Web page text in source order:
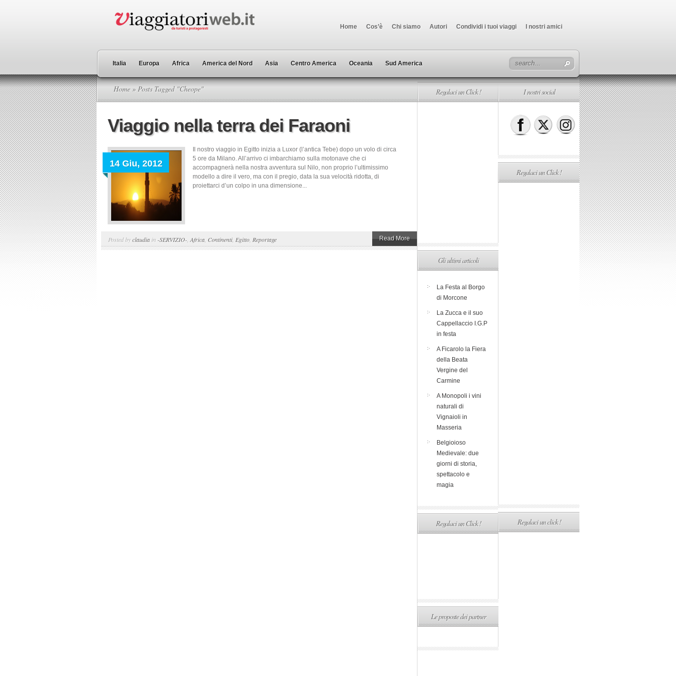
Home Cos’è Chi siamo Autori Condividi i tuoi viaggi I nostri amici
Italia Europa Africa America del Nord Asia Centro America Oceania Sud America
Home » Posts Tagged "Cheope"
Viaggio nella terra dei Faraoni
14 Giu, 2012
Il nostro viaggio in Egitto inizia a Luxor (l’antica Tebe) dopo un volo di circa
5 ore da Milano. All’arrivo ci imbarchiamo sulla motonave che ci
accompagnerà nella nostra avventura sul Nilo, non proprio l’ultimissimo
modello a dire il vero, ma con il pregio, data la sua velocità ridotta, di
proiettarci d’un colpo in una dimensione...
Posted byclaudia in -SERVIZIO- Africa Continenti, Egitto Reportage Read More
Regalaci un Click !
Gli ultimi articoli
La Festa al Borgo
di Morcone
La Zucca e il suo
Cappellaccio I.G.P
in festa
A Ficarolo la Fiera
della Beata
Vergine del
Carmine
A Monopoli i vini
naturali di
Vignaioli in
Masseria
Belgioioso
Medievale: due
giorni di storia,
spettacolo e
magia
Regalaci un Click !
Le proposte dei partner
I nostri social
Regalaci un Click !
Regalaci un click !